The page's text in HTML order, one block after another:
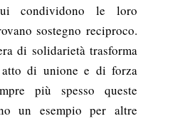
condividono le loro
sostegno reciproco.
di solidarietà trasforma
di unione e di forza
più spesso queste
un esempio per altre